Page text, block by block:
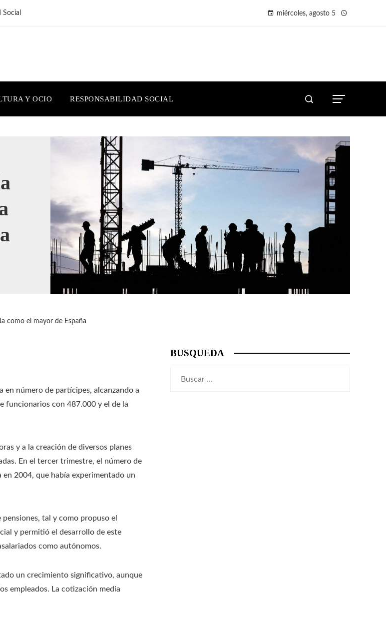
Social miércoles, agosto 5
Y OCIO RESPONSABILIDAD SOCIAL
como el mayor de España
en número de partícipes, alcanzando a
funcionarios con 487.000 y el de la
y a la creación de diversos planes
En el tercer trimestre, el número de
2004, que había experimentado un
tal y como propuso el
y permitió el desarrollo de este
como autónomos.
un crecimiento significativo, aunque
empleados. La cotización media
BUSQUEDA